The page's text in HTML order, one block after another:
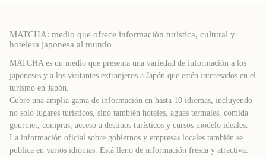
MATCHA: medio que ofrece información turística, cultural y
hotelera japonesa al mundo
MATCHA es un medio que presenta una variedad de información a los
japoneses y a los visitantes extranjeros a Japón que estén interesados ​​en el
turismo en Japón.
Cubre una amplia gama de información en hasta 10 idiomas, incluyendo
no solo lugares turísticos, sino también hoteles, aguas termales, comida
gourmet, compras, acceso a destinos turísticos y cursos modelo ideales.
La información oficial sobre gobiernos y empresas locales también se
publica en varios idiomas. Está lleno de información fresca y atractiva.